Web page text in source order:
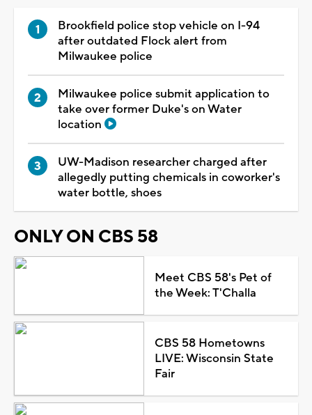
Brookfield police stop vehicle on I-94
after outdated Flock alert from
Milwaukee police
Milwaukee police submit application to
take over former Duke's on Water
location
UW-Madison researcher charged after
allegedly putting chemicals in coworker's
water bottle, shoes
ONLY ON CBS 58
Meet CBS 58's Pet of
the Week: T'Challa
CBS 58 Hometowns
LIVE: Wisconsin State
Fair